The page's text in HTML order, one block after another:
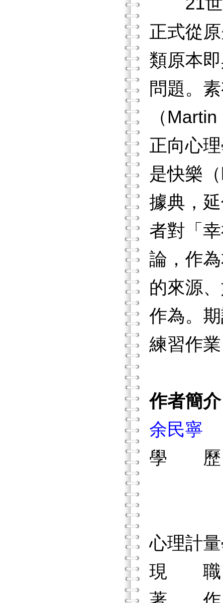
正式從
類原本
問題。
（
正向心
是快樂
據典，
者對「
論，作
的來源
作為。
練習作
作者簡介
余民寧
學 歷：
心理計
現 職：